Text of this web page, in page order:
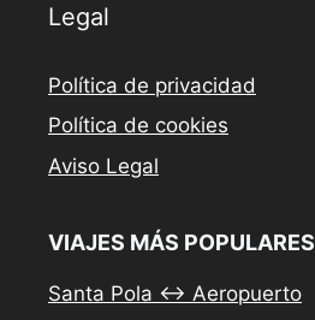
Legal
Política de privacidad
Política de cookies
Aviso Legal
VIAJES MÁS POPULARES
Santa Pola ↔ Aeropuerto